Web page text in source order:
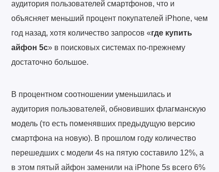
аудитория пользователей смартфонов, что и
объясняет меньший процент покупателей iPhone, чем
год назад, хотя количество запросов «где купить
айфон 5с» в поисковых системах по-прежнему
достаточно большое.
В процентном соотношении уменьшилась и
аудитория пользователей, обновивших флагманскую
модель (то есть поменявших предыдущую версию
смартфона на новую). В прошлом году количество
перешедших с модели 4s на пятую составило 12%, а
в этом пятый айфон заменили на iPhone 5s всего 6%